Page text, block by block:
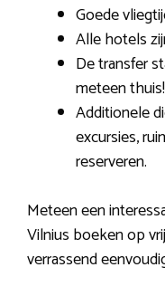
Goede
Alle hotels
De transfer
meteen thuis!
Additionele
excursies,
reserveren.
Meteen een
Vilnius boeken op
verrassend